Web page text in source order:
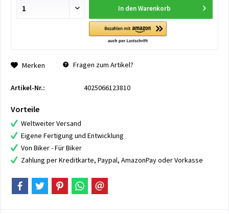
In den Warenkorb
Merken Fragen zum Artikel?
Artikel-Nr.: 4025066123810
Vorteile
Weltweiter Versand
Eigene Fertigung und Entwicklung
Von Biker - Für Biker
Zahlung per Kreditkarte, Paypal, AmazonPay oder Vorkasse